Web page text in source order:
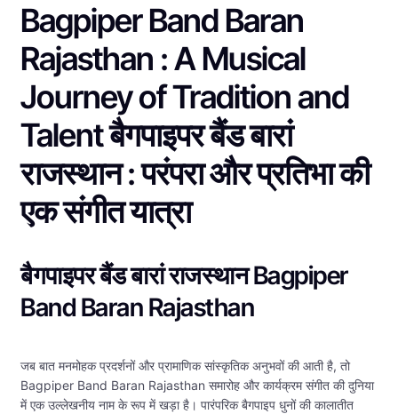
Bagpiper Band Baran
Rajasthan : A Musical
Journey of Tradition and
Talent बैगपाइपर बैंड बारां
राजस्थान : परंपरा और प्रतिभा की
एक संगीत यात्रा
बैगपाइपर बैंड बारां राजस्थान Bagpiper
Band Baran Rajasthan
जब बात मनमोहक प्रदर्शनों और प्रामाणिक सांस्कृतिक अनुभवों की आती है, तो
Bagpiper Band Baran Rajasthan समारोह और कार्यक्रम संगीत की दुनिया
में एक उल्लेखनीय नाम के रूप में खड़ा है। पारंपरिक बैगपाइप धुनों की कालातीत